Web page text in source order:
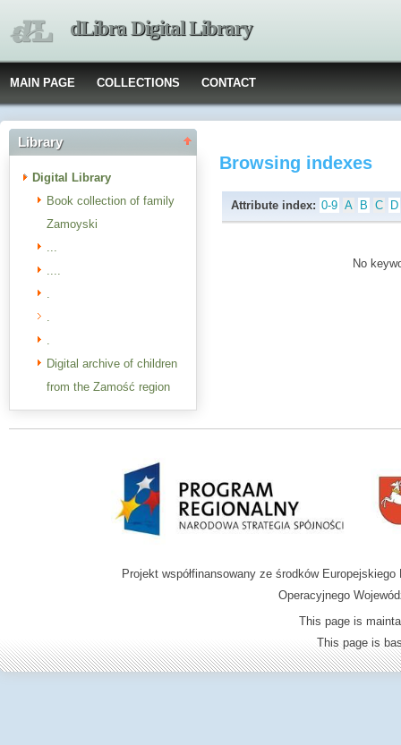
dLibra Digital Library
MAIN PAGE COLLECTIONS CONTACT
Library
Digital Library
Book collection of family
Zamoyski
...
....
.
.
.
Digital archive of children
from the Zamość region
Browsing indexes
Attribute index: 0-9 A B C D
No
Projekt współfinansowany ze środków
Operacyjnego
This page is
This page is